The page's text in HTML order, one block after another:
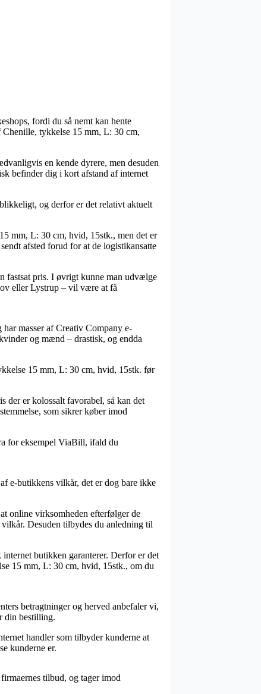
fordi du så nemt kan hente
tykkelse 15 mm, L: 30 cm,
en kende dyrere, men desuden
befinder dig i kort afstand af internet
og derfor er det relativt aktuelt
mm, L: 30 cm, hvid, 15stk., men det er
afsted forud for at de logistikansatte
fastsat pris. I øvrigt kunne man udvælge
eller Lystrup – vil være at få
masser af Creativ Company e-
og mænd – drastisk, og endda
15 mm, L: 30 cm, hvid, 15stk. før
der er kolossalt favorabel, så kan det
som sikrer køber imod
for eksempel ViaBill, ifald du
e-butikkens vilkår, det er dog bare ikke
online virksomheden efterfølger de
Desuden tilbydes du anledning til
butikken garanterer. Derfor er det
15 mm, L: 30 cm, hvid, 15stk., om du
betragtninger og herved anbefaler vi,
din bestilling.
handler som tilbyder kunderne at
kunderne er.
tilbud, og tager imod